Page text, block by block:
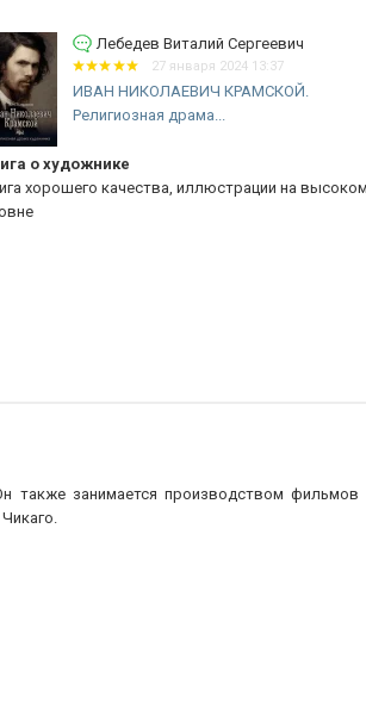
Лебедев Виталий Сергеевич
27 января 2024 13:37
ИВАН НИКОЛАЕВИЧ КРАМСКОЙ.
Религиозная драма...
о художнике
хорошего качества, иллюстрации на высоком
также занимается производством